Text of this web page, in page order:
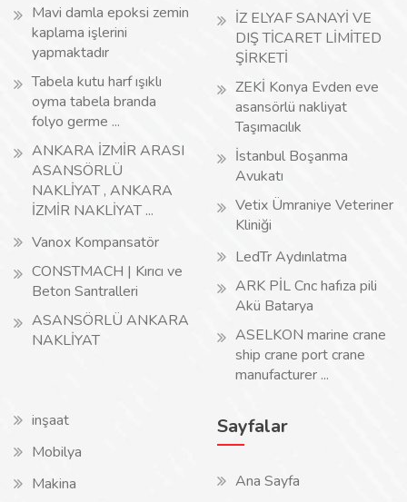
Mavi damla epoksi zemin
kaplama işlerini
yapmaktadır
Tabela kutu harf ışıklı
oyma tabela branda
folyo germe ...
ANKARA İZMİR ARASI
ASANSÖRLÜ
NAKLİYAT , ANKARA
İZMİR NAKLİYAT ...
Vanox Kompansatör
CONSTMACH | Kırıcı ve
Beton Santralleri
ASANSÖRLÜ ANKARA
NAKLİYAT
İZ ELYAF SANAYİ VE
DIŞ TİCARET LİMİTED
ŞİRKETİ
ZEKİ Konya Evden eve
asansörlü nakliyat
Taşımacılık
İstanbul Boşanma
Avukatı
Vetix Ümraniye Veteriner
Kliniği
LedTr Aydınlatma
ARK PİL Cnc hafıza pili
Akü Batarya
ASELKON marine crane
ship crane port crane
manufacturer ...
inşaat
Mobilya
Makina
Sayfalar
Ana Sayfa